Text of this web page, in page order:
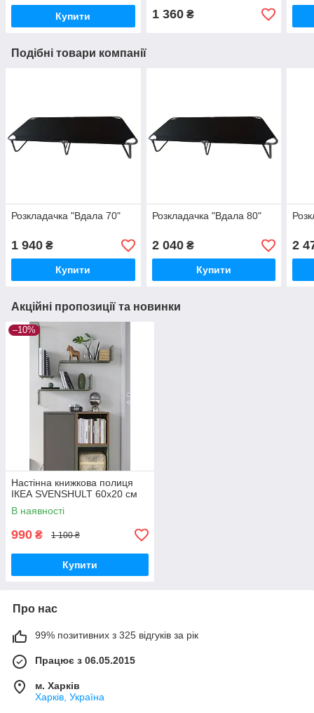
Купити 1 360₴
Подібні товари компанії
Розкладачка "Вдала 70"
1 940 ₴
Купити
Розкладачка "Вдала 80"
2 040₴
Купити
2
Акційні пропозиції та новинки
–10%
Настінна книжкова полиця
ІКЕА SVENSHULT 60х20 см
В наявності
990 ₴ 1 100 ₴
Купити
Про нас
99% позитивних з 325 відгуків за рік
Працює з 06.05.2015
м. Харків
Харків, Україна